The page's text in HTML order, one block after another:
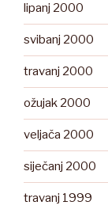
lipanj 2000
svibanj 2000
travanj 2000
ožujak 2000
veljača 2000
siječanj 2000
travanj 1999